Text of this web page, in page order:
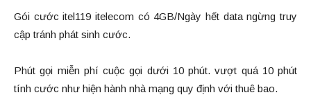
Gói cước itel119 itelecom có 4GB/Ngày hết data ngừng truy
cập tránh phát sinh cước.
Phút gọi miễn phí cuộc gọi dưới 10 phút. vượt quá 10 phút
tính cước như hiện hành nhà mạng quy định với thuê bao.